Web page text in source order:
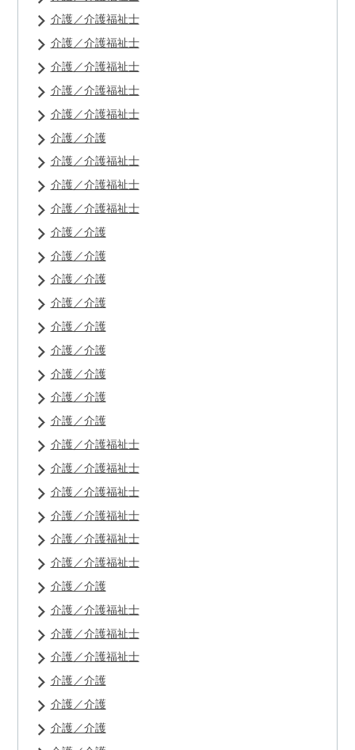
介護／介護福祉士
介護／介護福祉士
介護／介護福祉士
介護／介護福祉士
介護／介護福祉士
介護／介護
介護／介護福祉士
介護／介護福祉士
介護／介護福祉士
介護／介護
介護／介護
介護／介護
介護／介護
介護／介護
介護／介護
介護／介護
介護／介護
介護／介護
介護／介護福祉士
介護／介護福祉士
介護／介護福祉士
介護／介護福祉士
介護／介護福祉士
介護／介護福祉士
介護／介護
介護／介護福祉士
介護／介護福祉士
介護／介護福祉士
介護／介護
介護／介護
介護／介護